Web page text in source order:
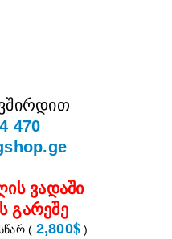
470
ვადაში
გარეშე
( 2,800$ )